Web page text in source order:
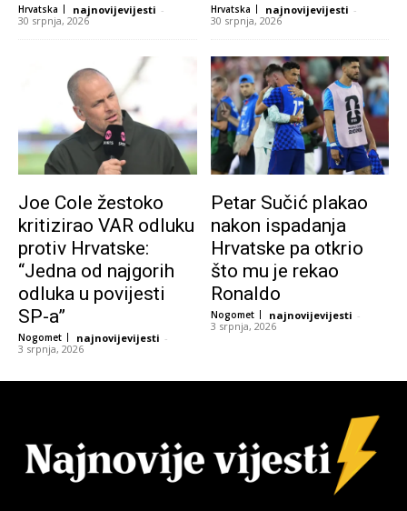
Hrvatska najnovijevijesti -
30 srpnja, 2026
Hrvatska najnovijevijesti -
30 srpnja, 2026
Joe Cole žestoko
kritizirao VAR odluku
protiv Hrvatske:
“Jedna od najgorih
odluka u povijesti
SP-a”
Nogomet najnovijevijesti -
3 srpnja, 2026
Petar Sučić plakao
nakon ispadanja
Hrvatske pa otkrio
što mu je rekao
Ronaldo
Nogomet najnovijevijesti -
3 srpnja, 2026